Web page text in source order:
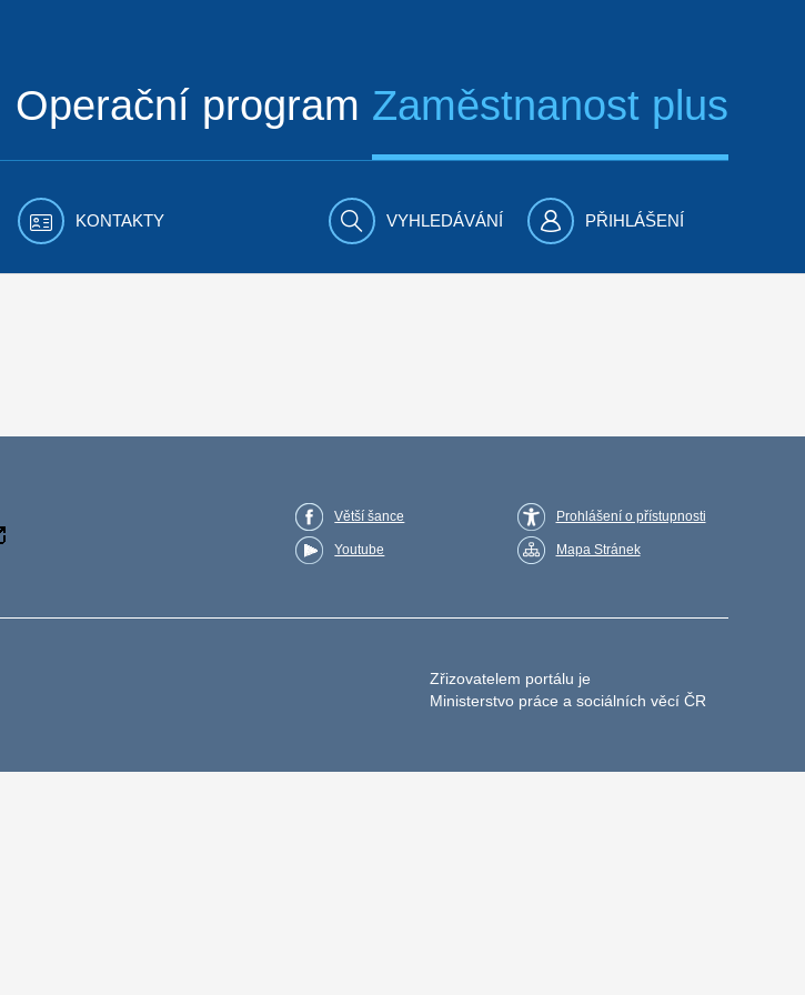
Operační program Zaměstnanost plus
KONTAKTY VYHLEDÁVÁNÍ PŘIHLÁŠENÍ
Větší šance
Youtube
Prohlášení o přístupnosti
Mapa Stránek
Zřizovatelem portálu je
Ministerstvo práce a sociálních věcí ČR